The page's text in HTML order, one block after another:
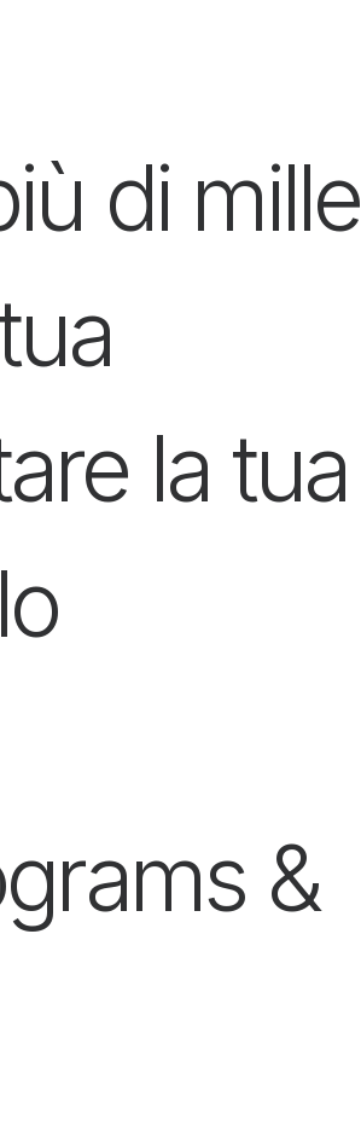
di mille
la tua
&